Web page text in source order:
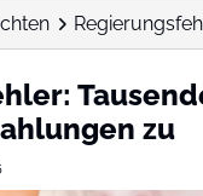
zu